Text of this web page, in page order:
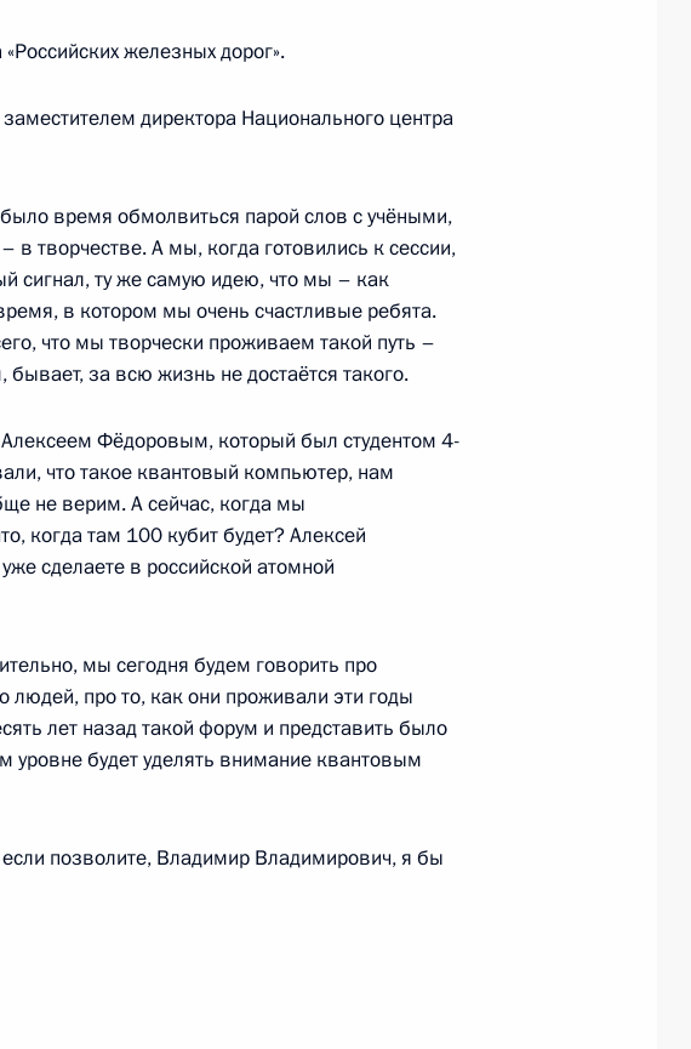
наделены правом
временное пользование
Борисовым
стимулирования
к технопаркам в сфере
премий в области науки
железных дорог».
директора Национального центра
время обмолвиться парой слов с учёными,
в творчестве. А мы, когда готовились к сессии,
сигнал, ту же самую идею, что мы – как
в котором мы очень счастливые ребята.
что мы творчески проживаем такой путь –
за всю жизнь не достаётся такого.
Фёдоровым, который был студентом 4-
что такое квантовый компьютер, нам
не верим. А сейчас, когда мы
когда там 100 кубит будет? Алексей
сделаете в российской атомной
мы сегодня будем говорить про
людей, про то, как они проживали эти годы
лет назад такой форум и представить было
уровне будет уделять внимание квантовым
позволите, Владимир Владимирович, я бы